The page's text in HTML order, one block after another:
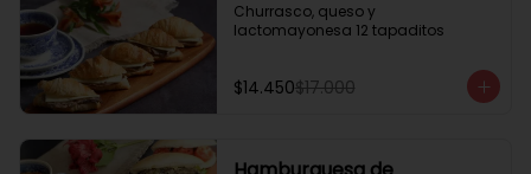
Churrasco, queso y
lactomayonesa 12 tapaditos
$14.450$17.000